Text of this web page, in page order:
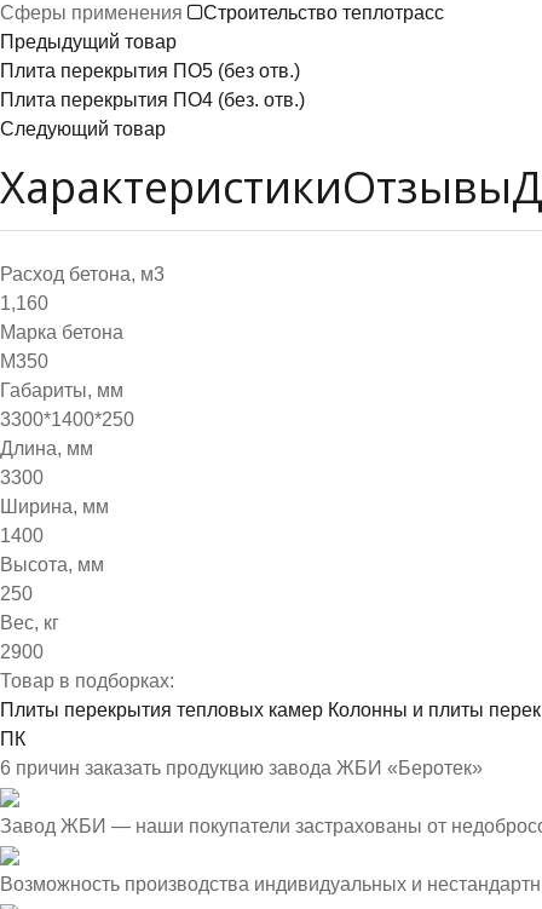
Сферы применения
Строительство теплотрасс
Предыдущий товар
Плита перекрытия ПО5 (без отв.)
Плита перекрытия ПО4 (без. отв.)
Следующий товар
ХарактеристикиОтзывы
Расход бетона, м3
1,160
Марка бетона
М350
Габариты, мм
3300*1400*250
Длина, мм
3300
Ширина, мм
1400
Высота, мм
250
Вес, кг
2900
Товар в подборках:
Плиты перекрытия тепловых камер Колонны и плиты
ПК
6 причин заказать продукцию завода ЖБИ «Беротек»
Завод ЖБИ — наши покупатели застрахованы от
Возможность производства индивидуальных и